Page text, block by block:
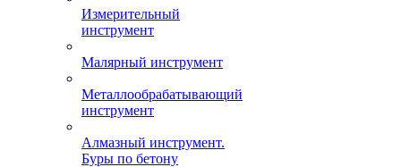
Измерительный
инструмент
Малярный инструмент
Металлообрабатывающий
инструмент
Алмазный инструмент.
Буры по бетону